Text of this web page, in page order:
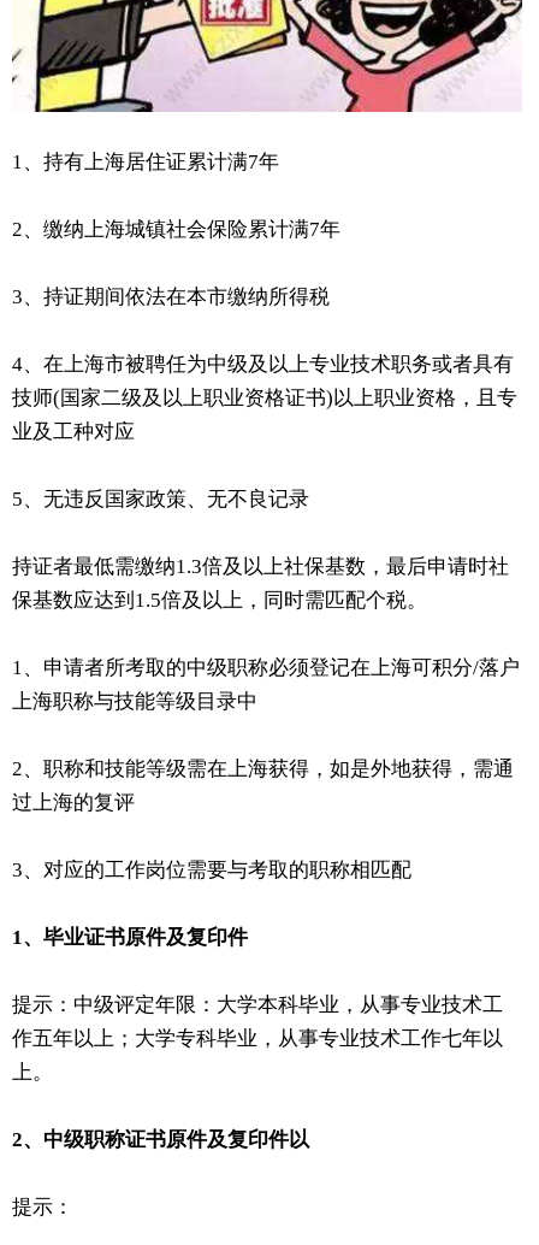
1、持有上海居住证累计满7年
2、缴纳上海城镇社会保险累计满7年
3、持证期间依法在本市缴纳所得税
4、在上海市被聘任为中级及以上专业技术职务或者具有
技师(国家二级及以上职业资格证书)以上职业资格，且专
业及工种对应
5、无违反国家政策、无不良记录
持证者最低需缴纳1.3倍及以上社保基数，最后申请时社
保基数应达到1.5倍及以上，同时需匹配个税。
1、申请者所考取的中级职称必须登记在上海可积分/落户
上海职称与技能等级目录中
2、职称和技能等级需在上海获得，如是外地获得，需通
过上海的复评
3、对应的工作岗位需要与考取的职称相匹配
1、毕业证书原件及复印件
提示：中级评定年限：大学本科毕业，从事专业技术工
作五年以上；大学专科毕业，从事专业技术工作七年以
上。
2、中级职称证书原件及复印件以
提示：